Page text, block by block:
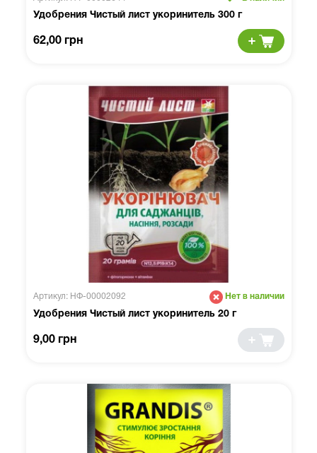
Удобрения Чистый лист укоринитель 300 г
62,00 грн
Артикул: НФ-00002092 Нет в наличии
Удобрения Чистый лист укоринитель 20 г
9,00 грн